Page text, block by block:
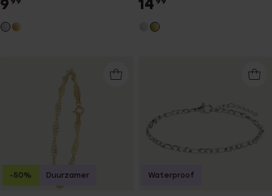
9 14
-50% Duurzamer Waterproof